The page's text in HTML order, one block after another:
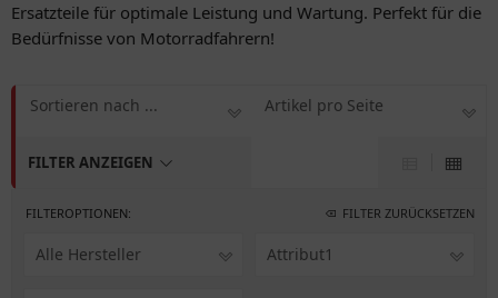
Ersatzteile für optimale Leistung und Wartung. Perfekt für die
Bedürfnisse von Motorradfahrern!
FILTER ANZEIGEN
Sortieren nach ... Artikel pro Seite
FILTEROPTIONEN: FILTER ZURÜCKSETZEN
Alle Hersteller Attribut1